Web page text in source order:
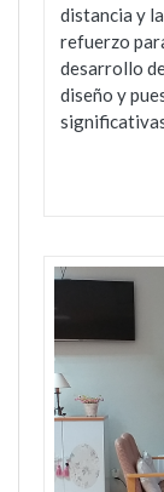
distancia y
refuerzo
desarrollo
diseño y